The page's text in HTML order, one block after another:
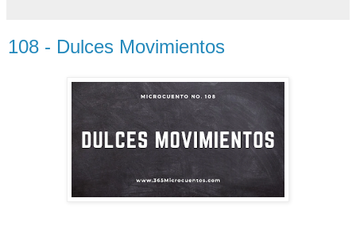
108 - Dulces Movimientos